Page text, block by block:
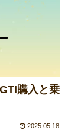
購入と乗
2025.05.18